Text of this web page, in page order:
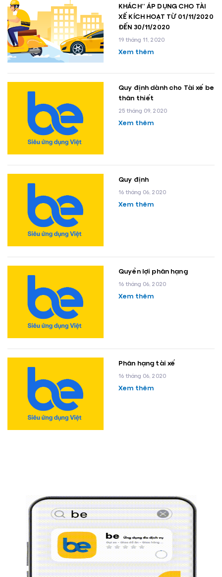
KHÁCH” ÁP DỤNG CHO TÀI
XẾ KÍCH HOẠT TỪ 01/11/2020
ĐẾN 30/11/2020
19 tháng 11, 2020
Xem thêm
Quy định dành cho Tài xế be
thân thiết
25 tháng 09, 2020
Xem thêm
Quy định
16 tháng 06, 2020
Xem thêm
Quyền lợi phân hạng
16 tháng 06, 2020
Xem thêm
Phân hạng tài xế
16 tháng 06, 2020
Xem thêm